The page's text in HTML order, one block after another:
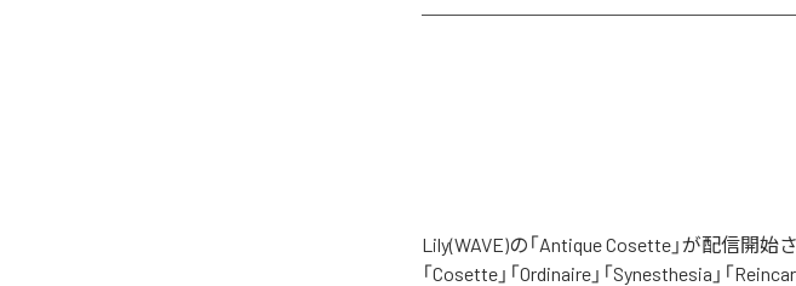
Lily(WAVE)の「Antique Cosette」が配信開
「Cosette」「Ordinaire」「Synesthesia」「